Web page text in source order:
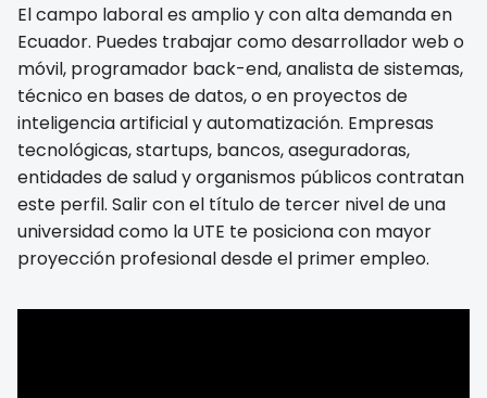
El campo laboral es amplio y con alta demanda en
Ecuador. Puedes trabajar como desarrollador web o
móvil, programador back-end, analista de sistemas,
técnico en bases de datos, o en proyectos de
inteligencia artificial y automatización. Empresas
tecnológicas, startups, bancos, aseguradoras,
entidades de salud y organismos públicos contratan
este perfil. Salir con el título de tercer nivel de una
universidad como la UTE te posiciona con mayor
proyección profesional desde el primer empleo.